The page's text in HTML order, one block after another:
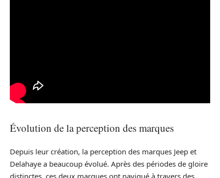
Évolution de la perception des marques
Depuis leur création, la perception des marques Jeep et
Delahaye a beaucoup évolué. Après des périodes de gloire